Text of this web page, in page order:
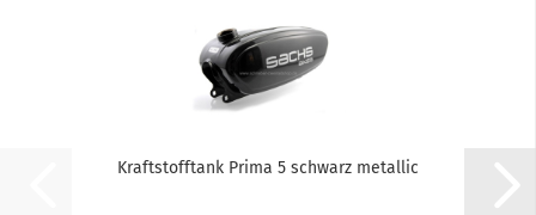
Kraftstofftank Prima 5 schwarz metallic